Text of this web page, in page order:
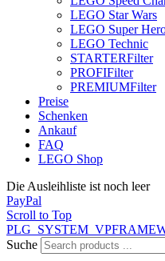
LEGO Star Wars
LEGO Super
LEGO Technic
STARTERFilter
PROFIFilter
PREMIUMFilter
Preise
Schenken
Ankauf
FAQ
LEGO Shop
Die Ausleihliste ist noch leer
PayPal
Scroll to Top
Suche